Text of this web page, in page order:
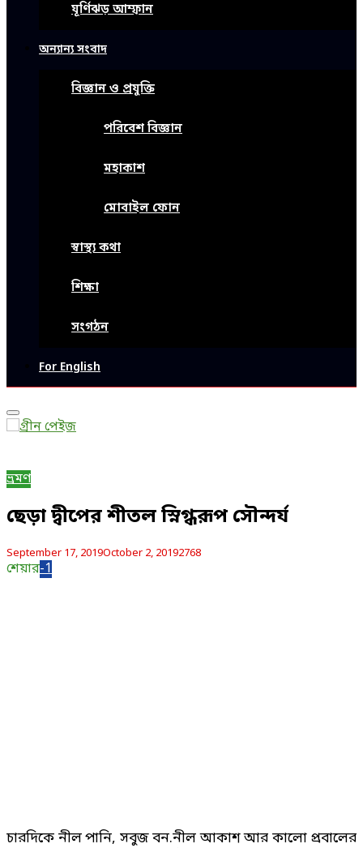
ঘূর্ণিঝড় আম্ফান
অন্যান্য সংবাদ
বিজ্ঞান ও প্রযুক্তি
পরিবেশ বিজ্ঞান
মহাকাশ
মোবাইল ফোন
স্বাস্থ্য কথা
শিক্ষা
সংগঠন
For English
Primary
Menu
ভ্রমণ
ছেড়া দ্বীপের শীতল স্নিগ্ধরূপ সৌন্দর্য
September 17, 2019October 2, 20192768
শেয়ার-1
চারদিকে নীল পানি, সবুজ বন.নীল আকাশ আর কালো প্রবালের